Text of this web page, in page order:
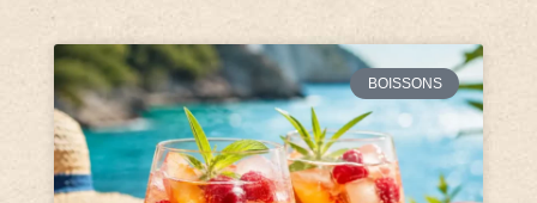
BOISSONS